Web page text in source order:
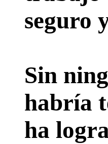
seguro
Sin
habría
ha